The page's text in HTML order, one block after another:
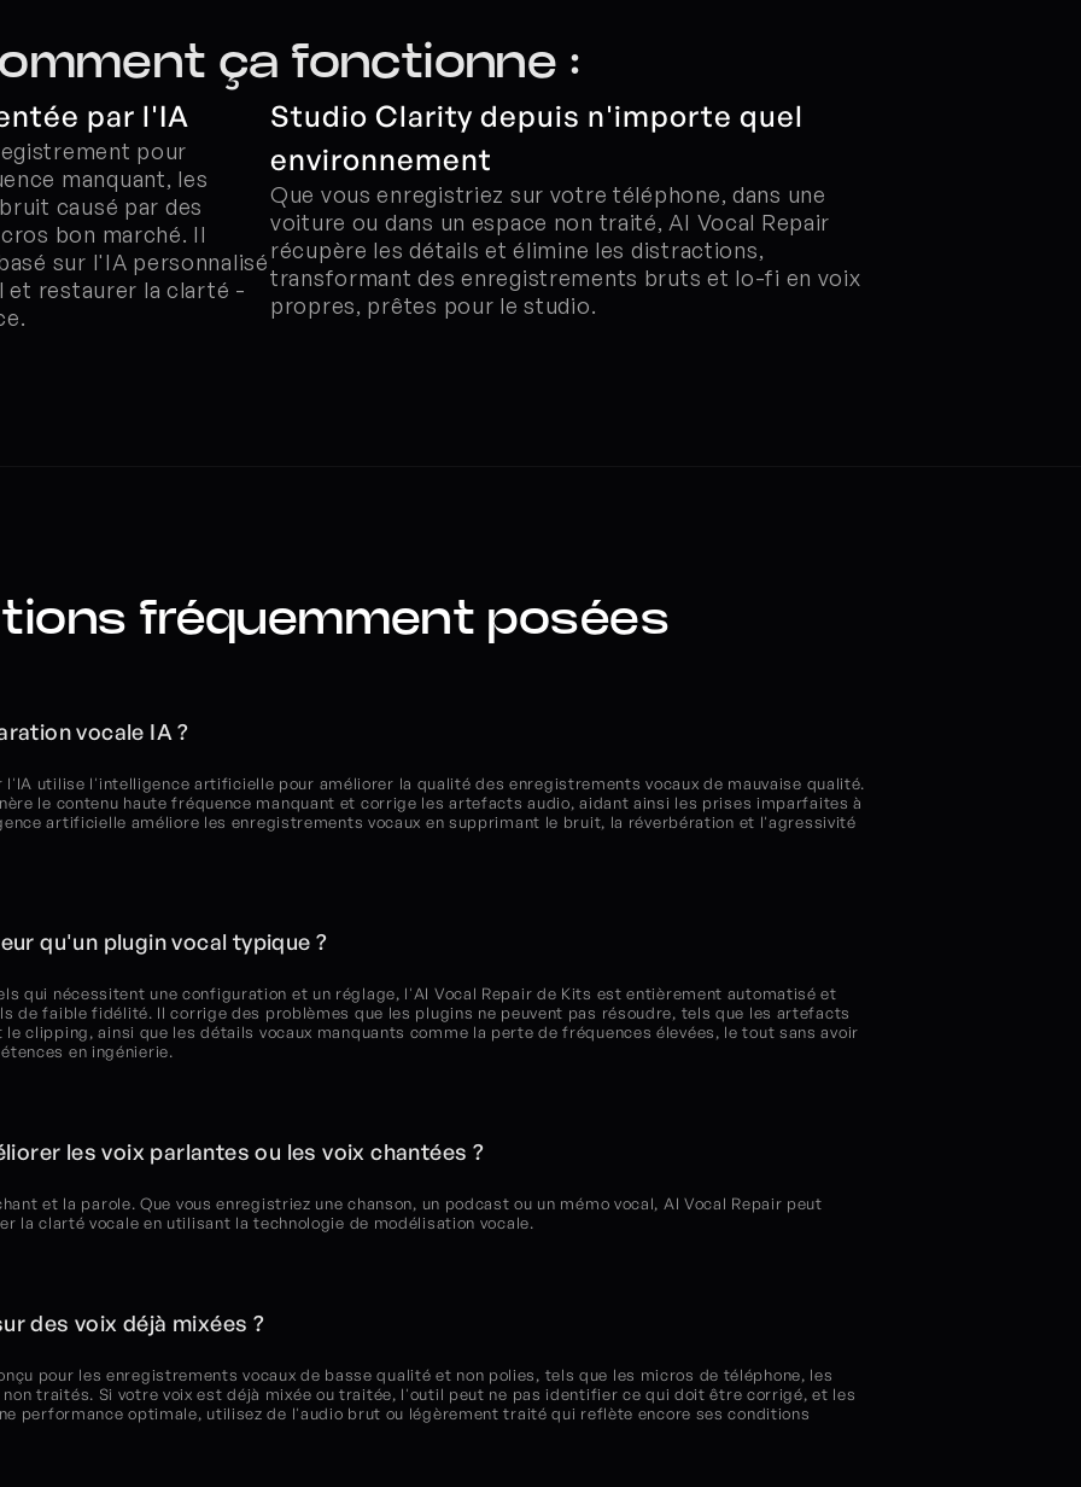
ça fonctionne :
par l'IA
pour
manquant, les
causé par des
bon marché. Il
sur l'IA personnalisé
et restaurer la clarté -
Studio Clarity depuis n'importe quel
environnement
Que vous enregistriez sur votre téléphone, dans une
voiture ou dans un espace non traité, AI Vocal Repair
récupère les détails et élimine les distractions,
transformant des enregistrements bruts et lo-fi en voix
propres, prêtes pour le studio.
fréquemment posées
vocale IA ?
l'IA utilise l'intelligence artificielle pour améliorer la qualité des enregistrements vocaux de mauvaise qualité.
le contenu haute fréquence manquant et corrige les artefacts audio, aidant ainsi les prises imparfaites à
artificielle améliore les enregistrements vocaux en supprimant le bruit, la réverbération et l'agressivité
qu'un plugin vocal typique ?
qui nécessitent une configuration et un réglage, l'AI Vocal Repair de Kits est entièrement automatisé et
de faible fidélité. Il corrige des problèmes que les plugins ne peuvent pas résoudre, tels que les artefacts
clipping, ainsi que les détails vocaux manquants comme la perte de fréquences élevées, le tout sans avoir
en ingénierie.
les voix parlantes ou les voix chantées ?
et la parole. Que vous enregistriez une chanson, un podcast ou un mémo vocal, AI Vocal Repair peut
la clarté vocale en utilisant la technologie de modélisation vocale.
des voix déjà mixées ?
pour les enregistrements vocaux de basse qualité et non polies, tels que les micros de téléphone, les
traités. Si votre voix est déjà mixée ou traitée, l'outil peut ne pas identifier ce qui doit être corrigé, et les
performance optimale, utilisez de l'audio brut ou légèrement traité qui reflète encore ses conditions